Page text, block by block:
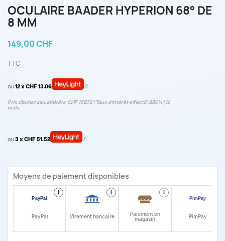
OCULAIRE BAADER HYPERION 68° DE
8 MM
149,00 CHF
TTC
ou12 x CHF 13.06
Prix d’achat incl. intérêts: CHF 156.72 | Taux d‘intérêt effectif: 9.90% | 12
mois.
ou3 x CHF 51.52
Moyens de paiement disponibles
i
PayPal
i
Virement bancaire
i
Paiement en
magasin PimPay